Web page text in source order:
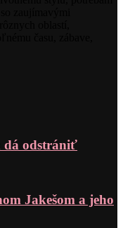
dá odstrániť
Jakešom a jeho